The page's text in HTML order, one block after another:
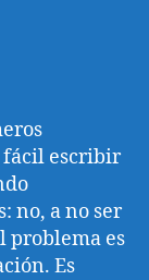
fácil escribir
no, a no ser
problema es
Es